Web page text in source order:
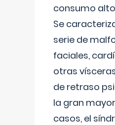
consumo
Se
serie de
faciales,
otras
de retraso
la gran
casos, el